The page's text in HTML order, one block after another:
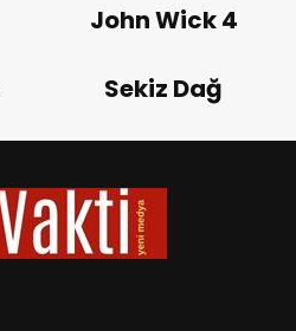
John Wick 4
Sekiz Dağ